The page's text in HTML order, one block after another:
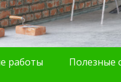
работы Полезные